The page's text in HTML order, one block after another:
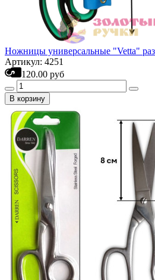
Ножницы универсальные "Vetta"
Артикул: 4251
120.00 руб
В корзину